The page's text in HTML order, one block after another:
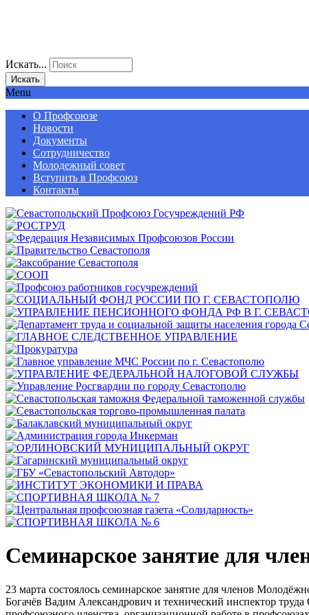
Искать...
Искать
Menu
О Профсоюзе
Новости
Документы
Сотрудничество
Молодежный совет
Вступить в Профсоюз
Контакты
Семинарское занятие для
23 марта состоялось семинарское занятие для членов
Богачёв Вадим Александрович и технический инспектор